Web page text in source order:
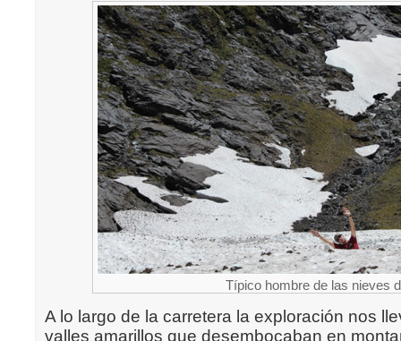
Típico hombre de las nieves
A lo largo de la carretera la exploración nos
valles amarillos que desembocaban en